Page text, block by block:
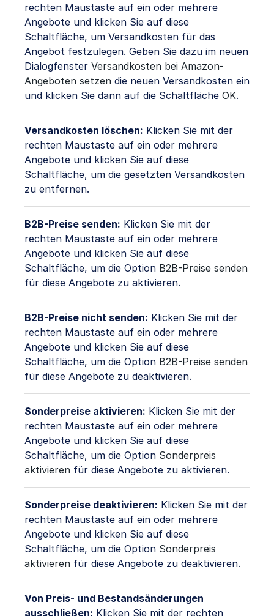
rechten Maustaste auf ein oder mehrere
Angebote und klicken Sie auf diese
Schaltfläche, um Versandkosten für das
Angebot festzulegen. Geben Sie dazu im neuen
Dialogfenster Versandkosten bei Amazon-
Angeboten setzen die neuen Versandkosten ein
und klicken Sie dann auf die Schaltfläche OK.
Versandkosten löschen: Klicken Sie mit der
rechten Maustaste auf ein oder mehrere
Angebote und klicken Sie auf diese
Schaltfläche, um die gesetzten Versandkosten
zu entfernen.
B2B-Preise senden: Klicken Sie mit der
rechten Maustaste auf ein oder mehrere
Angebote und klicken Sie auf diese
Schaltfläche, um die Option B2B-Preise senden
für diese Angebote zu aktivieren.
B2B-Preise nicht senden: Klicken Sie mit der
rechten Maustaste auf ein oder mehrere
Angebote und klicken Sie auf diese
Schaltfläche, um die Option B2B-Preise senden
für diese Angebote zu deaktivieren.
Sonderpreise aktivieren: Klicken Sie mit der
rechten Maustaste auf ein oder mehrere
Angebote und klicken Sie auf diese
Schaltfläche, um die Option Sonderpreis
aktivieren für diese Angebote zu aktivieren.
Sonderpreise deaktivieren: Klicken Sie mit der
rechten Maustaste auf ein oder mehrere
Angebote und klicken Sie auf diese
Schaltfläche, um die Option Sonderpreis
aktivieren für diese Angebote zu deaktivieren.
Von Preis- und Bestandsänderungen
ausschließen: Klicken Sie mit der rechten